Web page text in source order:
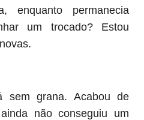
enquanto permanecia
um trocado? Estou
grana. Acabou de
não conseguiu um